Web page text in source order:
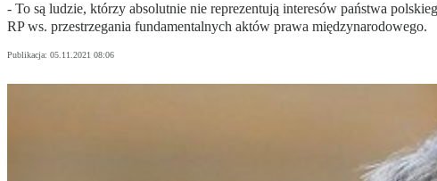
- To są ludzie, którzy absolutnie nie reprezentują interesów państwa
RP ws. przestrzegania fundamentalnych aktów prawa międzynarodowego.
Publikacja: 05.11.2021 08:06